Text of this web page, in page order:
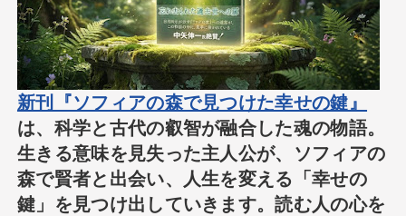
新刊『ソフィアの森で見つけた幸せの鍵』
は、科学と古代の叡智が融合した魂の物語。
生きる意味を見失った主人公が、ソフィアの
森で賢者と出会い、人生を変える「幸せの
鍵」を見つけ出していきます。読む人の心を